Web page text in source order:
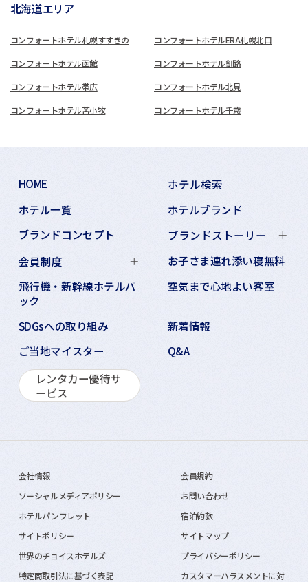
北海道エリア
コンフォートホテル札幌すすきの コンフォートホテルERA札幌北口
コンフォートホテル函館 コンフォートホテル釧路
コンフォートホテル帯広 コンフォートホテル北見
コンフォートホテル苫小牧 コンフォートホテル千歳
HOME
ホテル検索
ホテル一覧
ホテルブランド
ブランドコンセプト
ブランドストーリー
会員制度
お子さま連れ添い寝無料
飛行機・新幹線ホテルパ
ック
空気まで心地よい客室
SDGsへの取り組み
新着情報
ご当地マイスター
Q&A
レンタカー優待サ
ービス
会社情報
会員規約
ソーシャルメディアポリシー
お問い合わせ
ホテルパンフレット
宿泊約款
サイトポリシー
サイトマップ
世界のチョイスホテルズ
プライバシーポリシー
特定商取引法に基づく表記
カスタマーハラスメントに対